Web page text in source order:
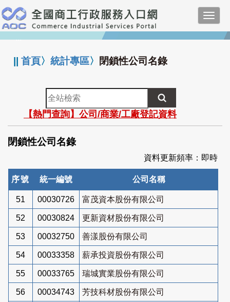
跳
到
主
要
:::
||首頁〉統計專區〉 閉鎖性公司名錄
全
站
檢
索
【熱門查詢】公司/商業/工廠登記資料
閉鎖性公司名錄
資料更新頻率：即時
序號 統一編號 公司名稱
51 00030726 富茂資本股份有限公司
52 00030824 更新資材股份有限公司
53 00032750 善漾股份有限公司
54 00033358 薪承投資股份有限公司
55 00033765 瑞城實業股份有限公司
56 00034743 芳技科材股份有限公司